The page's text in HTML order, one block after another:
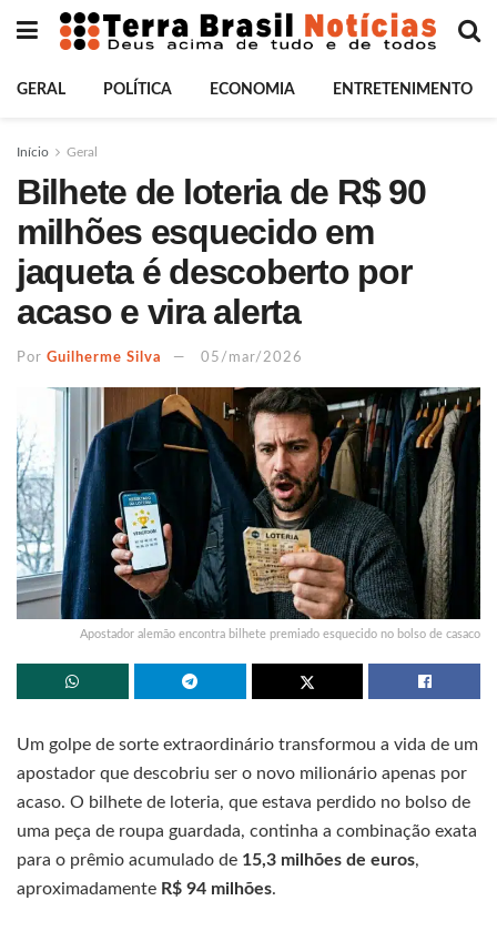
GERAL POLÍTICA ECONOMIA ENTRETENIMENTO
Início Geral
Bilhete de loteria de R$ 90
milhões esquecido em
jaqueta é descoberto por
acaso e vira alerta
Por Guilherme Silva 05/mar/2026
Apostador alemão encontra bilhete premiado esquecido no bolso de casaco
Um golpe de sorte extraordinário transformou a vida de um
apostador que descobriu ser o novo milionário apenas por
acaso. O bilhete de loteria, que estava perdido no bolso de
uma peça de roupa guardada, continha a combinação exata
para o prêmio acumulado de 15,3 milhões de euros,
aproximadamente R$ 94 milhões.